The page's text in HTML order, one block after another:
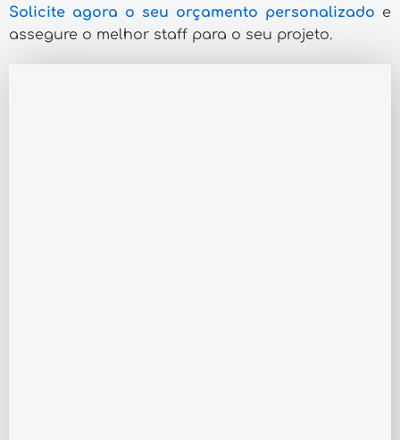
Solicite agora o seu orçamento personalizado e
assegure o melhor staff para o seu projeto.